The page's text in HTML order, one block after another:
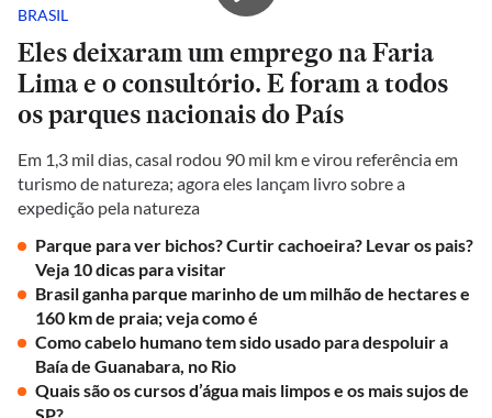
BRASIL
Eles deixaram um emprego na Faria
Lima e o consultório. E foram a todos
os parques nacionais do País
Em 1,3 mil dias, casal rodou 90 mil km e virou referência em
turismo de natureza; agora eles lançam livro sobre a
expedição pela natureza
Parque para ver bichos? Curtir cachoeira? Levar os pais?
Veja 10 dicas para visitar
Brasil ganha parque marinho de um milhão de hectares e
160 km de praia; veja como é
Como cabelo humano tem sido usado para despoluir a
Baía de Guanabara, no Rio
Quais são os cursos d’água mais limpos e os mais sujos de